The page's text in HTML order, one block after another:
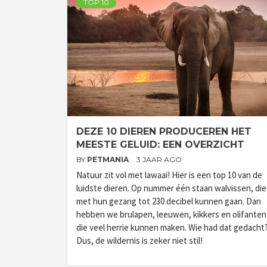
TOP 10
DEZE 10 DIEREN PRODUCEREN HET
MEESTE GELUID: EEN OVERZICHT
BY PETMANIA 3 JAAR AGO
Natuur zit vol met lawaai! Hier is een top 10 van de
luidste dieren. Op nummer één staan ​​walvissen, die
met hun gezang tot 230 decibel kunnen gaan. Dan
hebben we brulapen, leeuwen, kikkers en olifanten
die veel herrie kunnen maken. Wie had dat
Dus, de wildernis is zeker niet stil!